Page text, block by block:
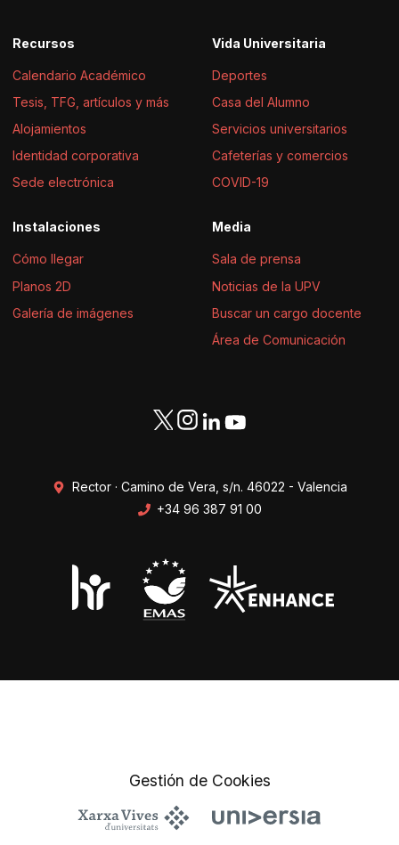
Recursos
Calendario Académico
Tesis, TFG, artículos y más
Alojamientos
Identidad corporativa
Sede electrónica
Vida Universitaria
Deportes
Casa del Alumno
Servicios universitarios
Cafeterías y comercios
COVID-19
Instalaciones
Cómo llegar
Planos 2D
Galería de imágenes
Media
Sala de prensa
Noticias de la UPV
Buscar un cargo docente
Área de Comunicación
Rector · Camino de Vera, s/n. 46022 - Valencia
+34 96 387 91 00
Gestión de Cookies